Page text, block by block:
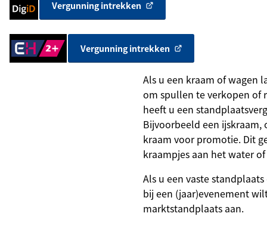
met
Vergunning intrekken
(Verwijst
een
externe
website)
Inloggen
met
Vergunning intrekken
(Verwijst
Als u een kraam of wagen
om spullen te verkopen of
heeft u een
Bijvoorbeeld een
kraam voor promotie. Dit
kraampjes aan het water
Als u een vaste
bij een (jaar)evenement
marktstandplaats aan.